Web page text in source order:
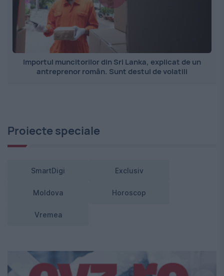
Importul muncitorilor din Sri Lanka, explicat de un
antreprenor român. Sunt destul de volatili
Proiecte speciale
SmartDigi Exclusiv
Moldova Horoscop
Vremea